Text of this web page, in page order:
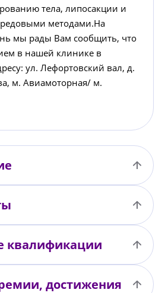
тела, липосакции и
методами.На
мы рады Вам сообщить, что
в нашей клинике в
ул. Лефортовский вал, д.
м. Авиамоторная/ м.
квалификации
достижения